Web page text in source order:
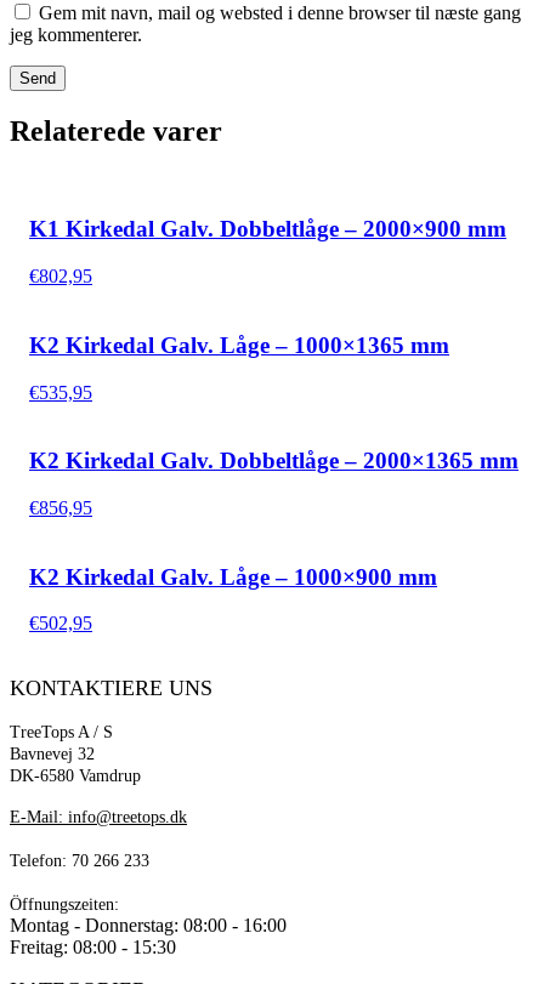
Gem mit navn, mail og websted i denne browser til næste gang
jeg kommenterer.
Relaterede varer
K1 Kirkedal Galv. Dobbeltlåge – 2000×900 mm
€802,95
K2 Kirkedal Galv. Låge – 1000×1365 mm
€535,95
K2 Kirkedal Galv. Dobbeltlåge – 2000×1365 mm
€856,95
K2 Kirkedal Galv. Låge – 1000×900 mm
€502,95
KONTAKTIERE UNS
TreeTops A / S
Bavnevej 32
DK-6580 Vamdrup
E-Mail: info@treetops.dk
Telefon: 70 266 233
Öffnungszeiten:
Montag - Donnerstag: 08:00 - 16:00
Freitag: 08:00 - 15:30